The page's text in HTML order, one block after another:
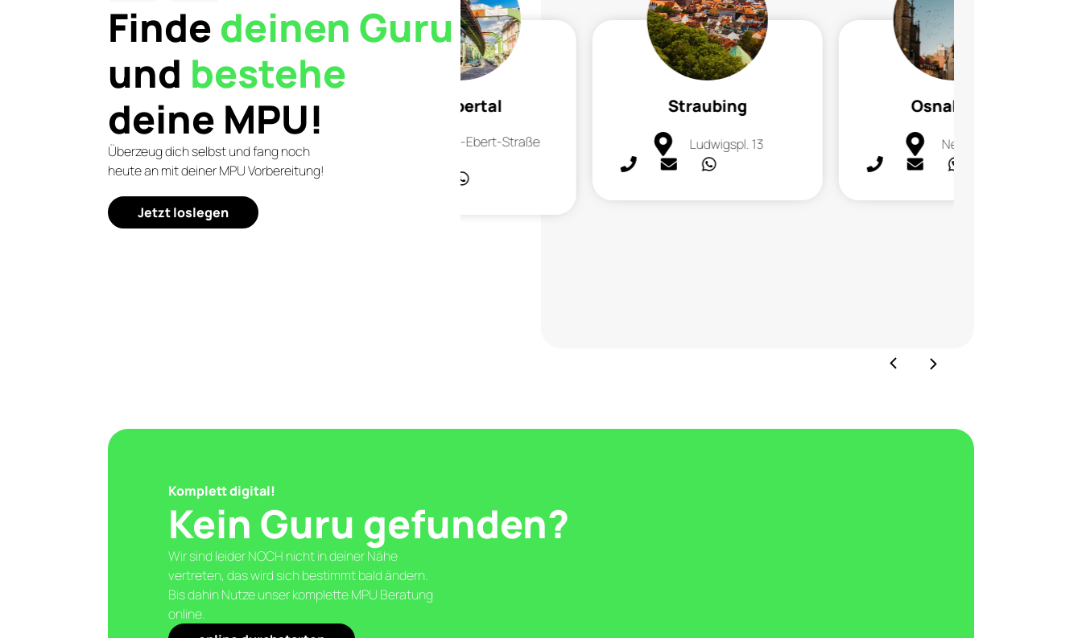
Finde deinen Guru
und bestehe
deine MPU!
Überzeug dich selbst und fang noch
heute an mit deiner MPU Vorbereitung!
Jetzt loslegen
München
Leopoldstraße 244
Wuppertal
Friedrich-Ebert-Straße
Straubing
Ludwigspl. 13
Osnabrück
Neumarkt 1
Komplett digital!
Kein Guru gefunden?
Wir sind leider NOCH nicht in deiner Nähe
vertreten, das wird sich bestimmt bald ändern.
Bis dahin Nutze unser komplette MPU Beratung
online.